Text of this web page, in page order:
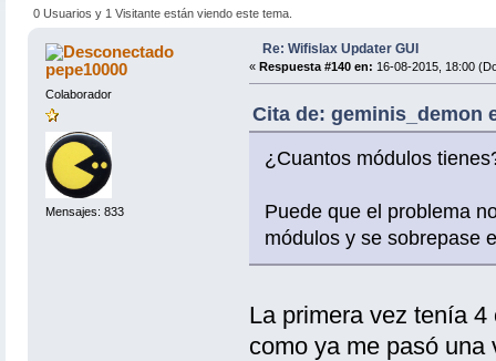
0 Usuarios y 1 Visitante están viendo este tema.
pepe10000
Colaborador
Mensajes: 833
Re: Wifislax Updater GUI
« Respuesta #140 en: 16-08-2015, 18:00
Cita de: geminis_demon
¿Cuantos módulos
Puede que el problema
módulos y se sobrepase
La primera vez tenía
como ya me pasó